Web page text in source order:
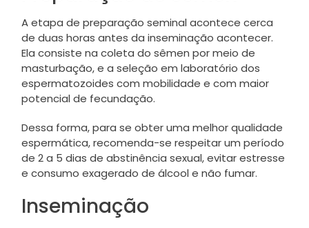
A etapa de preparação seminal acontece cerca
de duas horas antes da inseminação acontecer.
Ela consiste na coleta do sêmen por meio de
masturbação, e a seleção em laboratório dos
espermatozoides com mobilidade e com maior
potencial de fecundação.
Dessa forma, para se obter uma melhor qualidade
espermática, recomenda-se respeitar um período
de 2 a 5 dias de abstinência sexual, evitar estresse
e consumo exagerado de álcool e não fumar.
Inseminação